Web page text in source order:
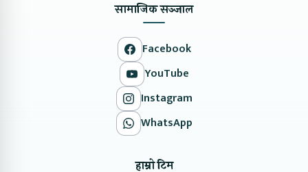
सामाजिक सञ्जाल
Facebook
YouTube
Instagram
WhatsApp
हाम्रो टिम